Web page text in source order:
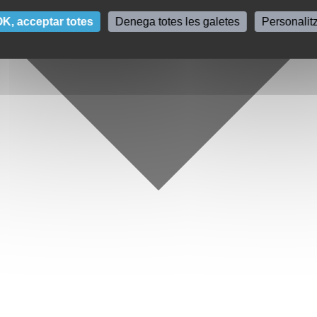
acceptar totes Denega totes les galetes